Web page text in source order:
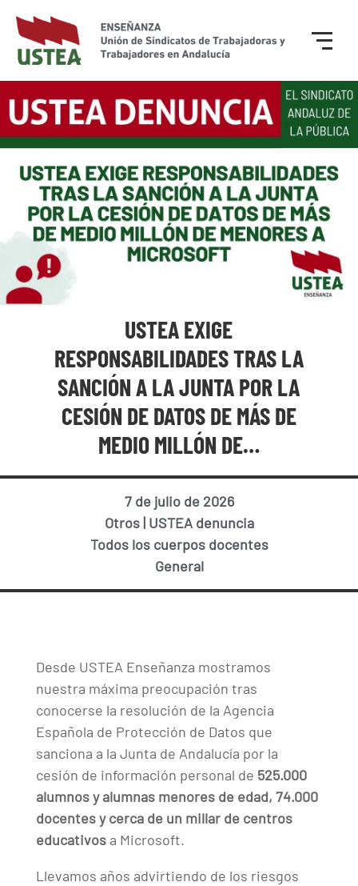
USTEA EXIGE
RESPONSABILIDADES TRAS LA
SANCIÓN A LA JUNTA POR LA
CESIÓN DE DATOS DE MÁS DE
MEDIO MILLÓN DE…
7 de julio de 2026
Otros| USTEA denuncia
Todos los cuerpos docentes
General
Desde USTEA Enseñanza mostramos
nuestra máxima preocupación tras
conocerse la resolución de la Agencia
Española de Protección de Datos que
sanciona a la Junta de Andalucía por la
cesión de información personal de 525.000
alumnos y alumnas menores de edad, 74.000
docentes y cerca de un millar de centros
educativosa Microsoft.
Llevamos años advirtiendo de los riesgos